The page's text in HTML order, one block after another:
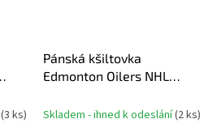
(3 ks)
Pánská kšiltovka
Edmonton Oilers NHL
Structured Adj. Meshback
Skladem - ihned k odeslání(2 ks)